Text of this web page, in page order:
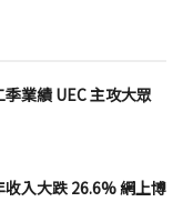
業績 UEC 主攻大眾
入大跌 26.6% 網上博